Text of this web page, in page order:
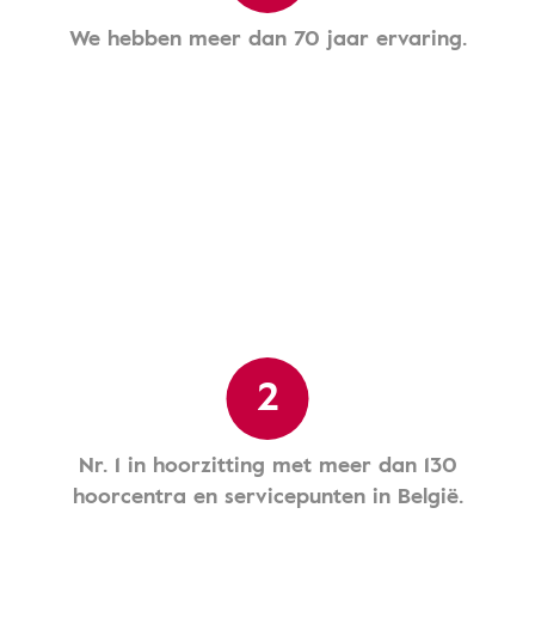
We hebben meer dan 70 jaar ervaring.
2
Nr. 1 in hoorzitting met meer dan 130
hoorcentra en servicepunten in België.